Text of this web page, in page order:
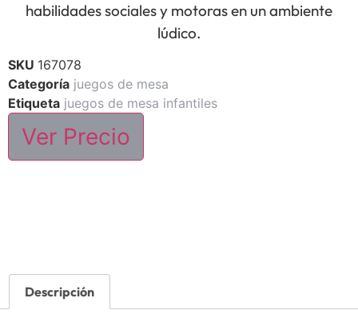
habilidades sociales y motoras en un ambiente
lúdico.
SKU 167078
Categoría juegos de mesa
Etiqueta juegos de mesa infantiles
Ver Precio
Descripción